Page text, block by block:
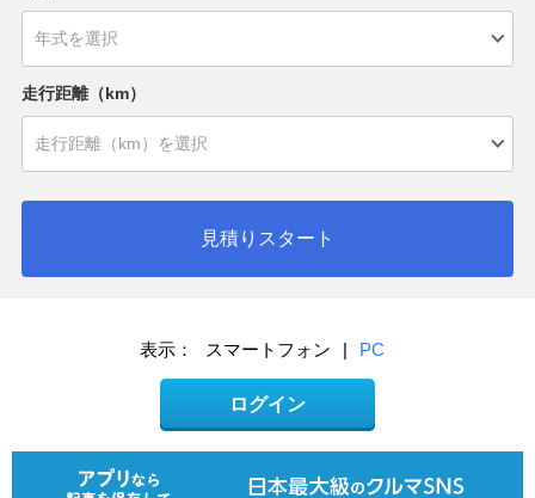
走行距離（km）
見積りスタート
表示： スマートフォン | PC
ログイン